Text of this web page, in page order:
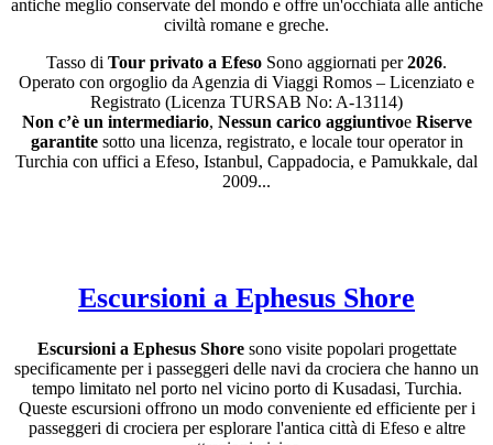
antiche meglio conservate del mondo e offre un'occhiata alle antiche
civiltà romane e greche.
Tasso di Tour privato a Efeso Sono aggiornati per2026.
Operato con orgoglio da Agenzia di Viaggi Romos – Licenziato e
Registrato (Licenza TURSAB No: A-13114)
Non c’è un intermediario, Nessun carico aggiuntivoe Riserve
garantitesotto una licenza, registrato, e locale tour operator in
Turchia con uffici a Efeso, Istanbul, Cappadocia, e Pamukkale, dal
2009...
Escursioni a Ephesus Shore
Escursioni a Ephesus Shore sono visite popolari progettate
specificamente per i passeggeri delle navi da crociera che hanno un
tempo limitato nel porto nel vicino porto di Kusadasi, Turchia.
Queste escursioni offrono un modo conveniente ed efficiente per i
passeggeri di crociera per esplorare l'antica città di Efeso e altre